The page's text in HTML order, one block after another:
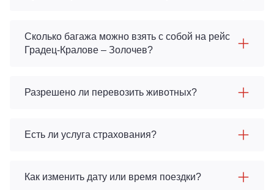
Сколько багажа можно взять с собой на рейс
Градец-Кралове – Золочев?
Разрешено ли перевозить животных?
Есть ли услуга страхования?
Как изменить дату или время поездки?